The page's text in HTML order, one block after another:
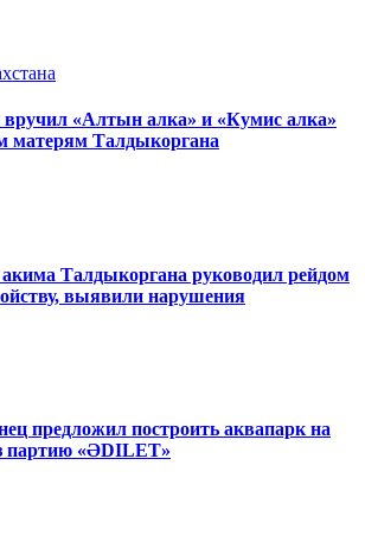
вручил «Алтын алка» и «Кумис алка»
матерям Талдыкоргана
акима Талдыкоргана руководил рейдом
выявили нарушения
предложил построить аквапарк на
партию «ӘDILET»